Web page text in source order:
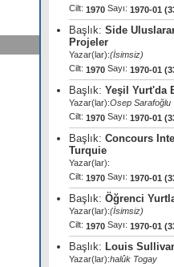
Cilt: 1970 Sayı: 1970-01
Başlık: Side
Projeler
Yazar(lar):(İsimsiz)
Cilt: 1970 Sayı: 1970-01
Başlık: Yeşil Yurt'da
Yazar(lar):Osep Sarafoğlu
Cilt: 1970 Sayı: 1970-01
Başlık: Concours
Turquie
Yazar(lar):
Cilt: 1970 Sayı: 1970-01
Başlık: Öğrenci
Yazar(lar):(İsimsiz)
Cilt: 1970 Sayı: 1970-01
Başlık: Louis
Yazar(lar):halûk Togay